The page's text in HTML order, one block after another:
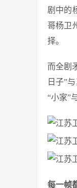
剧中的
哥杨卫
择。
而全剧
日子”
“小家”
每一帧